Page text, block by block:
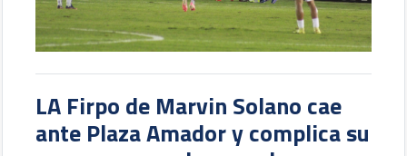
LA Firpo de Marvin Solano cae
ante Plaza Amador y complica su